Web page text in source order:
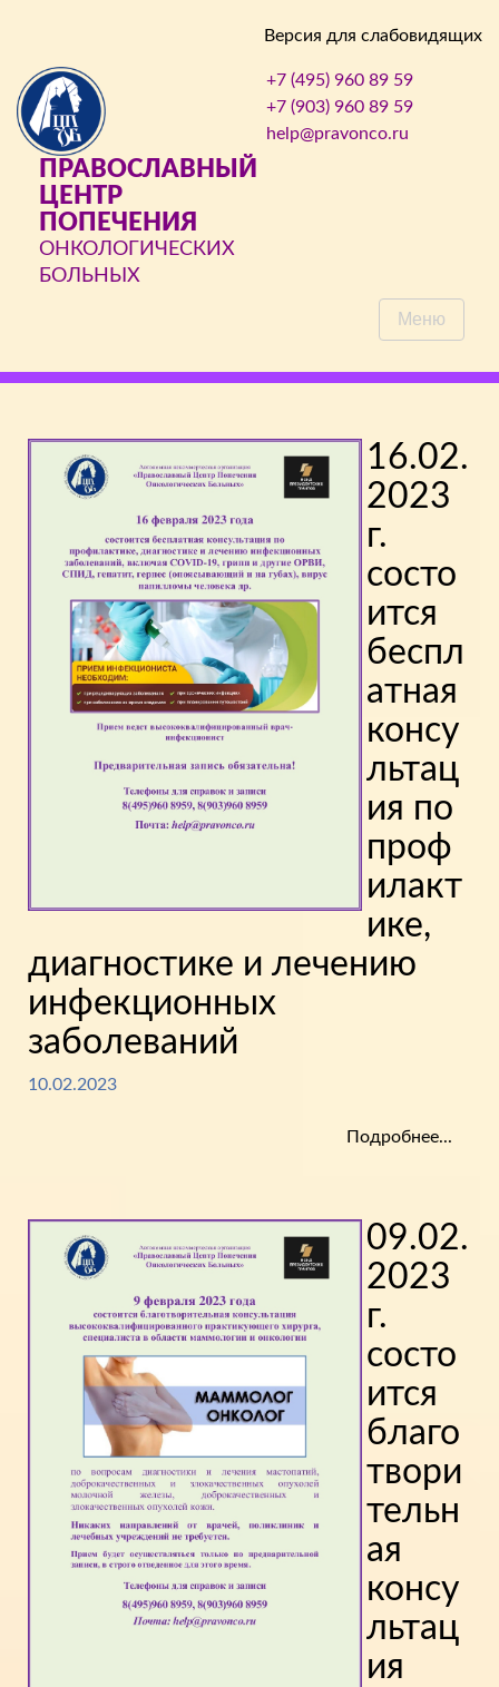
Версия для слабовидящих
ПРАВОСЛАВНЫЙ
ЦЕНТР
ПОПЕЧЕНИЯ
ОНКОЛОГИЧЕСКИХ
БОЛЬНЫХ
+7 (495) 960 89 59
+7 (903) 960 89 59
help@pravonco.ru
Меню
16.02.
2023
г.
состо
ится
беспл
атная
консу
льтац
ия по
проф
илакт
ике,
диагностике и лечению
инфекционных
заболеваний
10.02.2023
Подробнее...
09.02.
2023
г.
состо
ится
благо
твори
тельн
ая
консу
льтац
ия